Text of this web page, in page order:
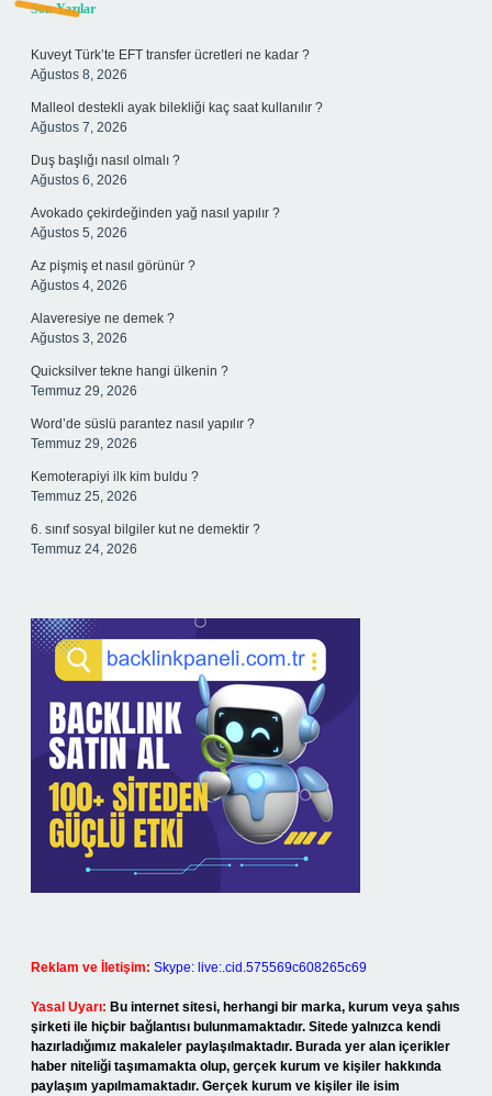
Sidebar
Son Yazılar
Kuveyt Türk’te EFT transfer ücretleri ne kadar ?
Ağustos 8, 2026
Malleol destekli ayak bilekliği kaç saat kullanılır ?
Ağustos 7, 2026
Duş başlığı nasıl olmalı ?
Ağustos 6, 2026
Avokado çekirdeğinden yağ nasıl yapılır ?
Ağustos 5, 2026
Az pişmiş et nasıl görünür ?
Ağustos 4, 2026
Alaveresiye ne demek ?
Ağustos 3, 2026
Quicksilver tekne hangi ülkenin ?
Temmuz 29, 2026
Word’de süslü parantez nasıl yapılır ?
Temmuz 29, 2026
Kemoterapiyi ilk kim buldu ?
Temmuz 25, 2026
6. sınıf sosyal bilgiler kut ne demektir ?
Temmuz 24, 2026
Reklam ve İletişim: Skype: live:.cid.575569c608265c69
Yasal Uyarı: Bu internet sitesi, herhangi bir marka, kurum veya şahıs
şirketi ile hiçbir bağlantısı bulunmamaktadır. Sitede yalnızca kendi
hazırladığımız makaleler paylaşılmaktadır. Burada yer alan içerikler
haber niteliği taşımamakta olup, gerçek kurum ve kişiler hakkında
paylaşım yapılmamaktadır. Gerçek kurum ve kişiler ile isim